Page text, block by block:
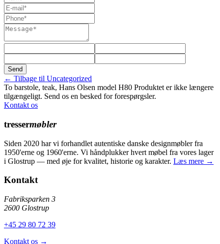
Send
← Tilbage til Uncategorized
To barstole, teak, Hans Olsen model H80 Produktet er ikke længere
tilgængeligt. Send os en besked for forespørgsler.
Kontakt os
tressermøbler
Siden 2020 har vi forhandlet autentiske danske designmøbler fra
1950'erne og 1960'erne. Vi håndplukker hvert møbel fra vores lager
i Glostrup — med øje for kvalitet, historie og karakter. Læs mere →
Kontakt
Fabriksparken 3
2600 Glostrup
+45 29 80 72 39
Kontakt os →